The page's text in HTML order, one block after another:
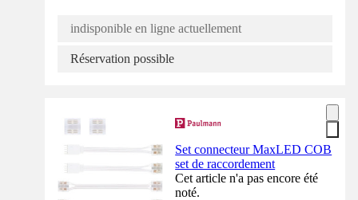
indisponible en ligne actuellement
Réservation possible
Set connecteur MaxLED COB
set de raccordement
Cet article n'a pas encore été
noté.